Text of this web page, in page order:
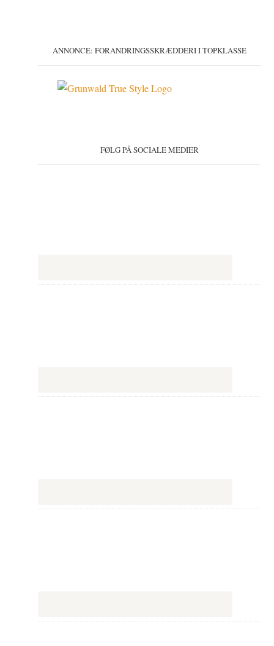
ANNONCE: FORANDRINGSSKRÆDDERI I TOPKLASSE
FØLG PÅ SOCIALE MEDIER